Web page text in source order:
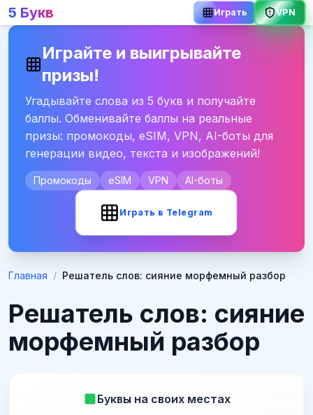
5 Букв Играть VPN
Играйте и выигрывайте
призы!
Угадывайте слова из 5 букв и получайте
баллы. Обменивайте баллы на реальные
призы: промокоды, eSIM, VPN, AI-боты для
генерации видео, текста и изображений!
Промокоды eSIM VPN AI-боты
Играть в Telegram
Главная / Решатель слов: сияние морфемный разбор
Решатель слов: сияние
морфемный разбор
Буквы на своих местах